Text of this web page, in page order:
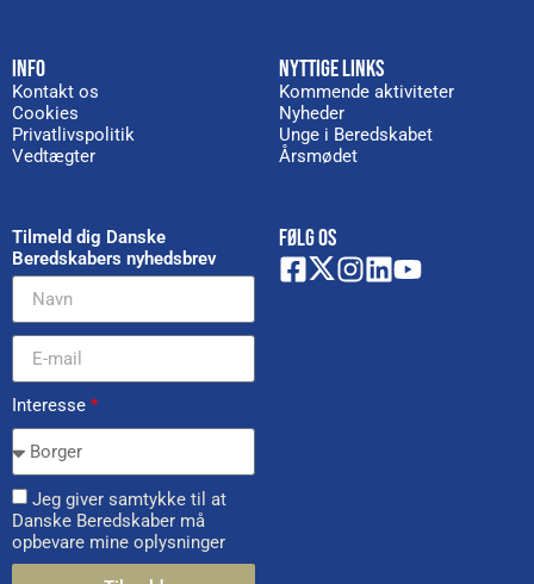
INFO
Kontakt os
Cookies
Privatlivspolitik
Vedtægter
NYTTIGE LINKS
Kommende aktiviteter
Nyheder
Unge i Beredskabet
Årsmødet
Tilmeld dig Danske
Beredskabers nyhedsbrev
Interesse *
Jeg giver samtykke til at
Danske Beredskaber må
opbevare mine oplysninger
FØLG OS